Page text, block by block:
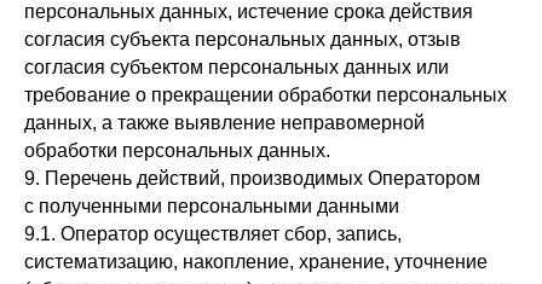
персональных данных, истечение срока действия
согласия субъекта персональных данных, отзыв
согласия субъектом персональных данных или
требование о прекращении обработки персональных
данных, а также выявление неправомерной
обработки персональных данных.
9. Перечень действий, производимых Оператором
с полученными персональными данными
9.1. Оператор осуществляет сбор, запись,
систематизацию, накопление, хранение, уточнение